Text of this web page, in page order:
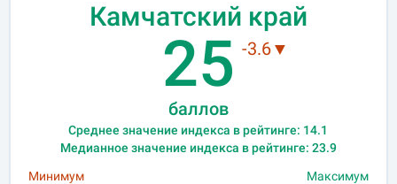
Камчатский край
25
баллов
-3.6▼
Среднее значение индекса в рейтинге: 14.1
Медианное значение индекса в рейтинге: 23.9
Минимум
Максимум